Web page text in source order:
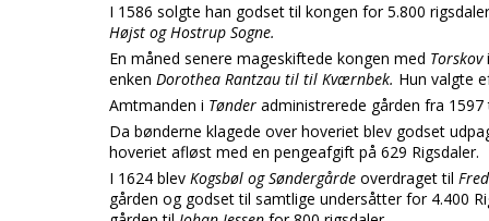
I 1586 solgte han godset til kongen for 5.800
Højst og Hostrup Sogne.
En måned senere mageskiftede kongen med Torskov
enken Dorothea Rantzau til til Kværnbek. Hun valgte
Amtmanden i Tønder administrerede gården fra
Da bønderne klagede over hoveriet blev godset
hoveriet afløst med en pengeafgift på 629 Rigsdaler.
I 1624 blev Kogsbøl og Søndergårde overdraget til
gården og godset til samtlige undersåtter for 4.400